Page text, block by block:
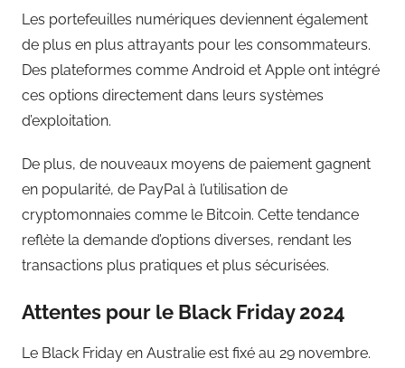
Les portefeuilles numériques deviennent également
de plus en plus attrayants pour les consommateurs.
Des plateformes comme Android et Apple ont intégré
ces options directement dans leurs systèmes
d’exploitation.
De plus, de nouveaux moyens de paiement gagnent
en popularité, de PayPal à l’utilisation de
cryptomonnaies comme le Bitcoin. Cette tendance
reflète la demande d’options diverses, rendant les
transactions plus pratiques et plus sécurisées.
Attentes pour le Black Friday 2024
Le Black Friday en Australie est fixé au 29 novembre.